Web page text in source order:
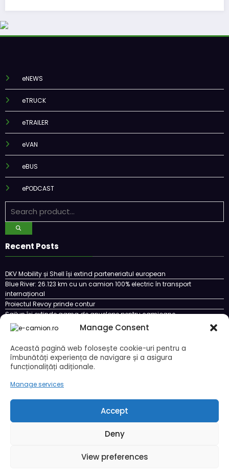
Manage Consent
Această pagină web folosește cookie-uri pentru a
îmbunătăți experiența de navigare și a asigura
funcționalițăți adiționale.
Manage services
Accept
Deny
View preferences
eNEWS
eTRUCK
eTRAILER
eVAN
eBUS
ePODCAST
Recent Posts
DKV Mobility și Shell își extind parteneriatul european
Blue River: 26.123 km cu un camion 100% electric în transport
internațional
Proiectul Revoy prinde contur
Sailun își extinde gama de anvelope pentru camioane
Lars Ljungström a fost numit director general (CFO) pentru cellcentric
Cookie Policy (EU)
Ce este un cookie si cum se poate dezactiva
Copyright © 2024 by E-CAMION.RO MEDIA Toate drepturile sunt rezervate |